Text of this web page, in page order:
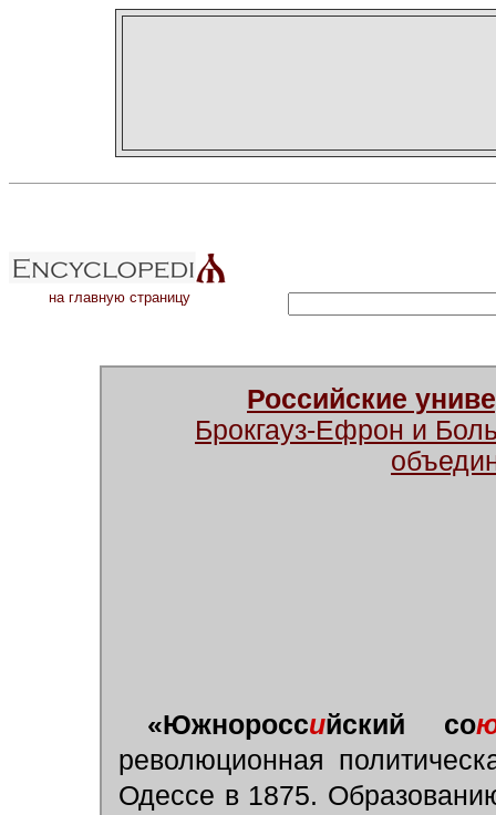
на главную страницу
Российские
Брокгауз-Ефрон и
«Южнороссийский со
революционная
Одессе в 1875.